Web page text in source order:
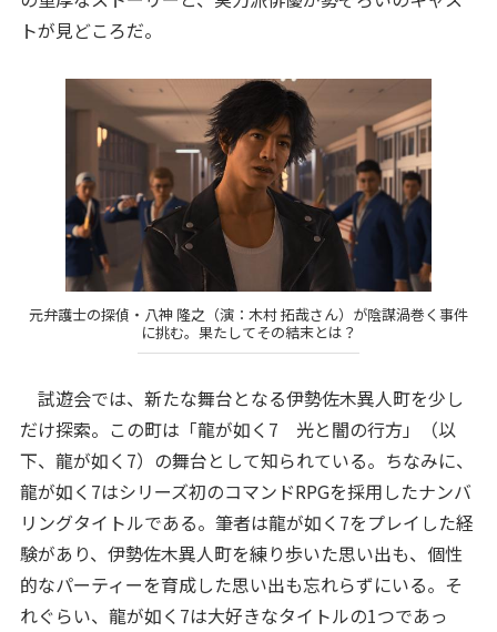
トが見どころだ。
元弁護士の探偵・八神 隆之（演：木村 拓哉さん）が陰謀渦巻く事件
に挑む。果たしてその結末とは？
試遊会では、新たな舞台となる伊勢佐木異人町を少し
だけ探索。この町は「龍が如く7 光と闇の行方」（以
下、龍が如く7）の舞台として知られている。ちなみに、
龍が如く7はシリーズ初のコマンドRPGを採用したナンバ
リングタイトルである。筆者は龍が如く7をプレイした経
験があり、伊勢佐木異人町を練り歩いた思い出も、個性
的なパーティーを育成した思い出も忘れらずにいる。そ
れぐらい、龍が如く7は大好きなタイトルの1つであっ